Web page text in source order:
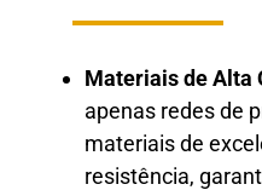
Materiais de Alta
apenas redes de
materiais de
resistência,